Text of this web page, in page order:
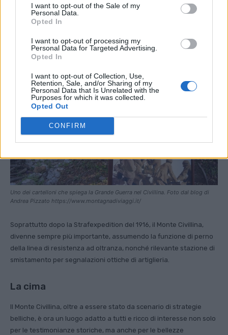
I want to opt-out of the Sale of my
Personal Data.
Opted In
I want to opt-out of processing my
Personal Data for Targeted Advertising.
Opted In
I want to opt-out of Collection, Use,
Retention, Sale, and/or Sharing of my
Personal Data that Is Unrelated with the
Purposes for which it was collected.
Opted Out
CONFIRM
usufruiva dell’acqua portata sulla sommità, con un acquedotto
per sollevamento, da contrada Retassene. Per cause sconosciute
la polveriera di Civillina esplose il 20 novembre 1915.
Uno dei cartelloni che spiega la Grande Guerra nel Civillina. Foto dal blog di
Andrea Pizzato https://www.montagnadiviaggi.it/
Soprattutto dopo la Strafexpedition del 1916, il Monte Civillina,
divenne sempre più importante, assumendo la funzione di perno
della linea di resistenza ad oltranza, nonché rilevante stazione di
smistamento per segnalazioni ottiche di artiglieria.
La cima
Il Monte Civillina, oltre a essere stato da scenario di strategie
belliche, è ora un luogo adatto a tutti e ricco di interesse non solo
per le testimonianze storiche, ma anche per le bellezze